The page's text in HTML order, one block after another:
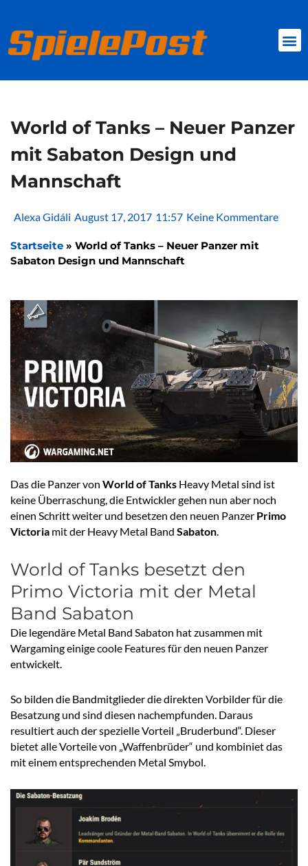
springen
World of Tanks – Neuer Panzer
mit Sabaton Design und
Mannschaft
Alexa Gidáli August 17, 2017 11:57 Keine Kommentare
Startseite » World of Tanks – Neuer Panzer mit
Sabaton Design und Mannschaft
Das die Panzer von World of Tanks Heavy Metal sind ist
keine Überraschung, die Entwickler gehen nun aber noch
einen Schritt weiter und besetzen den neuen Panzer Primo
Victoria mit der Heavy Metal Band Sabaton.
World of Tanks besetzt den
Primo Victoria mit der Metal
Band Sabaton
Die legendäre Metal Band Sabaton hat zusammen mit
Wargaming einige coole Features für den neuen Panzer
entwickelt.
So bilden die Bandmitglieder die direkten Vorbilder für die
Besatzung und sind diesen nachempfunden. Daraus
resultiert auch der spezielle Vorteil „Bruderbund“. Dieser
bietet alle Vorteile von „Waffenbrüder“ und kombiniet das
mit einem entsprechenden Metal Smybol.